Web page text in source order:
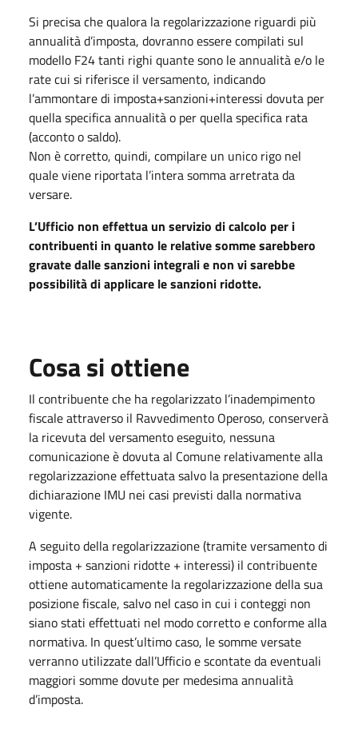
Si precisa che qualora la regolarizzazione riguardi più
annualità d’imposta, dovranno essere compilati sul
modello F24 tanti righi quante sono le annualità e/o le
rate cui si riferisce il versamento, indicando
l’ammontare di imposta+sanzioni+interessi dovuta per
quella specifica annualità o per quella specifica rata
(acconto o saldo).
Non è corretto, quindi, compilare un unico rigo nel
quale viene riportata l’intera somma arretrata da
versare.
L’Ufficio non effettua un servizio di calcolo per i
contribuenti in quanto le relative somme sarebbero
gravate dalle sanzioni integrali e non vi sarebbe
possibilità di applicare le sanzioni ridotte.
Cosa si ottiene
Il contribuente che ha regolarizzato l’inadempimento
fiscale attraverso il Ravvedimento Operoso, conserverà
la ricevuta del versamento eseguito, nessuna
comunicazione è dovuta al Comune relativamente alla
regolarizzazione effettuata salvo la presentazione della
dichiarazione IMU nei casi previsti dalla normativa
vigente.
A seguito della regolarizzazione (tramite versamento di
imposta + sanzioni ridotte + interessi) il contribuente
ottiene automaticamente la regolarizzazione della sua
posizione fiscale, salvo nel caso in cui i conteggi non
siano stati effettuati nel modo corretto e conforme alla
normativa. In quest’ultimo caso, le somme versate
verranno utilizzate dall’Ufficio e scontate da eventuali
maggiori somme dovute per medesima annualità
d’imposta.